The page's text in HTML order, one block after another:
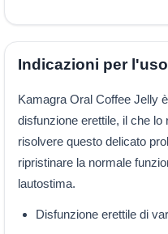
Indicazioni per l'uso
Kamagra Oral Coffee Jelly
disfunzione erettile, il che
risolvere questo delicato
ripristinare la normale
lautostima.
Disfunzione erettile di